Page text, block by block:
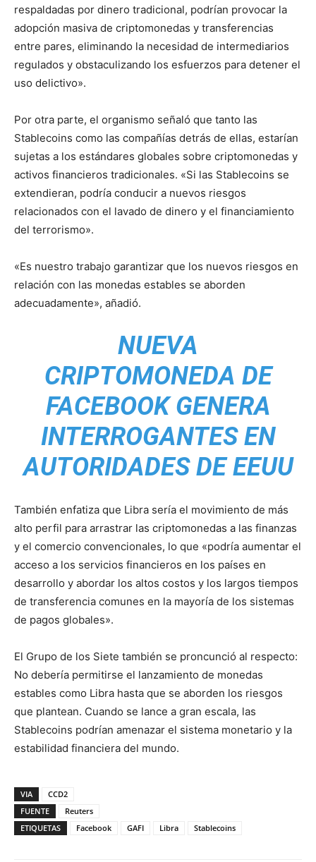
respaldadas por dinero tradicional, podrían provocar la
adopción masiva de criptomonedas y transferencias
entre pares, eliminando la necesidad de intermediarios
regulados y obstaculizando los esfuerzos para detener el
uso delictivo».
Por otra parte, el organismo señaló que tanto las
Stablecoins como las compañías detrás de ellas, estarían
sujetas a los estándares globales sobre criptomonedas y
activos financieros tradicionales. «Si las Stablecoins se
extendieran, podría conducir a nuevos riesgos
relacionados con el lavado de dinero y el financiamiento
del terrorismo».
«Es nuestro trabajo garantizar que los nuevos riesgos en
relación con las monedas estables se aborden
adecuadamente», añadió.
NUEVA
CRIPTOMONEDA DE
FACEBOOK GENERA
INTERROGANTES EN
AUTORIDADES DE EEUU
También enfatiza que Libra sería el movimiento de más
alto perfil para arrastrar las criptomonedas a las finanzas
y el comercio convencionales, lo que «podría aumentar el
acceso a los servicios financieros en los países en
desarrollo y abordar los altos costos y los largos tiempos
de transferencia comunes en la mayoría de los sistemas
de pagos globales».
El Grupo de los Siete también se proncunció al respecto:
No debería permitirse el lanzamiento de monedas
estables como Libra hasta que se aborden los riesgos
que plantean. Cuando se lance a gran escala, las
Stablecoins podrían amenazar el sistema monetario y la
estabilidad financiera del mundo.
VIA
CCD2
FUENTE
Reuters
ETIQUETAS
Facebook GAFI Libra Stablecoins